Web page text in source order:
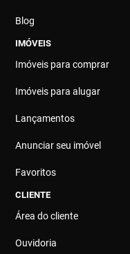
Blog
IMÓVEIS
Imóveis para comprar
Imóveis para alugar
Lançamentos
Anunciar seu imóvel
Favoritos
CLIENTE
Área do cliente
Ouvidoria